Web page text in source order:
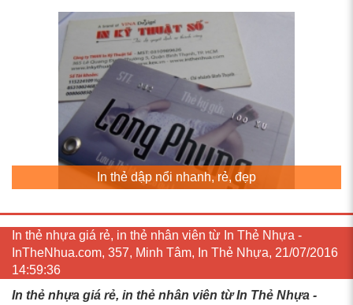
In thẻ dập nổi nhanh, rẻ, đẹp
In thẻ nhựa giá rẻ, in thẻ nhân viên từ In Thẻ Nhựa -
InTheNhua.com, 357, Minh Tâm, In Thẻ Nhựa, 21/07/2016
14:59:36
In thẻ nhựa giá rẻ, in thẻ nhân viên từ In Thẻ Nhựa -